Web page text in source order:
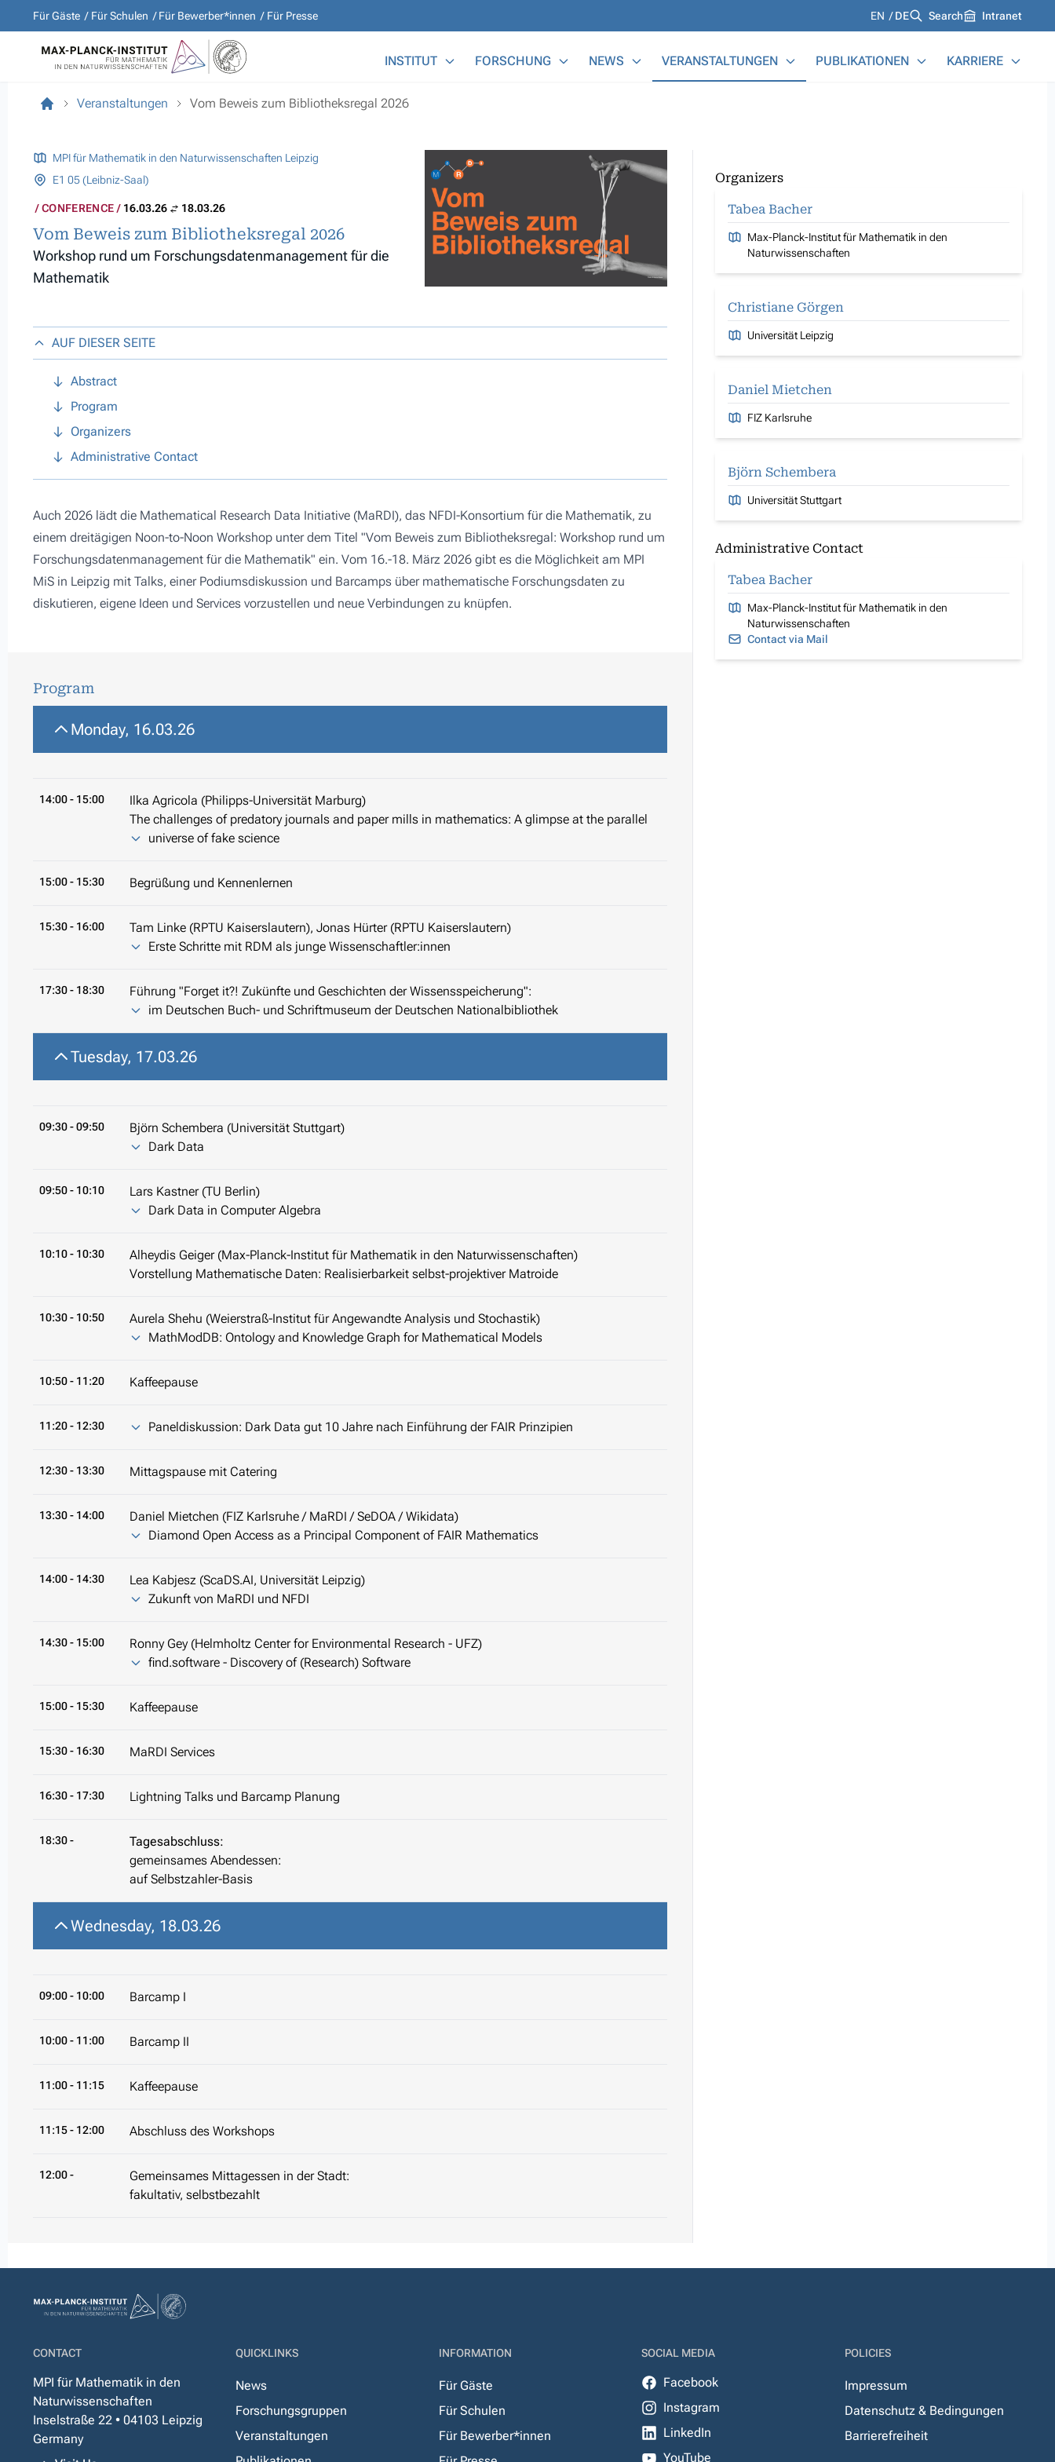
Für Gäste Für Schulen Für Bewerber*innen Für Presse Languages
EN DE Search Intranet
INSTITUT FORSCHUNG NEWS VERANSTALTUNGEN PUBLIKATIONEN KARRIERE
Veranstaltungen Vom Beweis zum Bibliotheksregal 2026
MPI für Mathematik in den Naturwissenschaften Leipzig
E1 05 (Leibniz-Saal)
CONFERENCE 16.03.26 18.03.26
Vom Beweis zum Bibliotheksregal 2026
Workshop rund um Forschungsdatenmanagement für die
Mathematik
AUF DIESER SEITE
Abstract
Program
Organizers
Administrative Contact
Auch 2026 lädt die Mathematical Research Data Initiative (MaRDI), das NFDI-Konsortium für die Mathematik, zu
einem dreitägigen Noon-to-Noon Workshop unter dem Titel "Vom Beweis zum Bibliotheksregal: Workshop rund um
Forschungsdatenmanagement für die Mathematik" ein. Vom 16.-18. März 2026 gibt es die Möglichkeit am MPI
MiS in Leipzig mit Talks, einer Podiumsdiskussion und Barcamps über mathematische Forschungsdaten zu
diskutieren, eigene Ideen und Services vorzustellen und neue Verbindungen zu knüpfen.
Program
Monday, 16.03.26
14:00- 15:00
Ilka Agricola (Philipps-Universität Marburg)
The challenges of predatory journals and paper mills in mathematics: A glimpse at the parallel
universe of fake science
15:00- 15:30 Begrüßung und Kennenlernen
15:30- 16:00
Tam Linke (RPTU Kaiserslautern), Jonas Hürter (RPTU Kaiserslautern)
Erste Schritte mit RDM als junge Wissenschaftler:innen
17:30- 18:30
Führung "Forget it?! Zukünfte und Geschichten der Wissensspeicherung":
im Deutschen Buch- und Schriftmuseum der Deutschen Nationalbibliothek
Tuesday, 17.03.26
09:30- 09:50
Björn Schembera (Universität Stuttgart)
Dark Data
09:50- 10:10
Lars Kastner (TU Berlin)
Dark Data in Computer Algebra
10:10- 10:30
Alheydis Geiger (Max-Planck-Institut für Mathematik in den Naturwissenschaften)
Vorstellung Mathematische Daten: Realisierbarkeit selbst-projektiver Matroide
10:30- 10:50
Aurela Shehu (Weierstraß-Institut für Angewandte Analysis und Stochastik)
MathModDB: Ontology and Knowledge Graph for Mathematical Models
10:50- 11:20 Kaffeepause
11:20- 12:30 Paneldiskussion: Dark Data gut 10 Jahre nach Einführung der FAIR Prinzipien
12:30- 13:30 Mittagspause mit Catering
13:30- 14:00
Daniel Mietchen (FIZ Karlsruhe / MaRDI / SeDOA / Wikidata)
Diamond Open Access as a Principal Component of FAIR Mathematics
14:00- 14:30
Lea Kabjesz (ScaDS.AI, Universität Leipzig)
Zukunft von MaRDI und NFDI
14:30- 15:00
Ronny Gey (Helmholtz Center for Environmental Research - UFZ)
find.software - Discovery of (Research) Software
15:00- 15:30 Kaffeepause
15:30- 16:30 MaRDI Services
16:30- 17:30 Lightning Talks und Barcamp Planung
18:30 -
Tagesabschluss:
gemeinsames Abendessen:
auf Selbstzahler-Basis
Wednesday, 18.03.26
09:00- 10:00 Barcamp I
10:00- 11:00 Barcamp II
11:00- 11:15 Kaffeepause
11:15- 12:00 Abschluss des Workshops
12:00 -
Gemeinsames Mittagessen in der Stadt:
fakultativ, selbstbezahlt
Organizers
Tabea Bacher
Max-Planck-Institut für Mathematik in den
Naturwissenschaften
Christiane Görgen
Universität Leipzig
Daniel Mietchen
FIZ Karlsruhe
Björn Schembera
Universität Stuttgart
Administrative Contact
Tabea Bacher
Max-Planck-Institut für Mathematik in den
Naturwissenschaften
Contact via Mail
CONTACT
MPI für Mathematik in den
Naturwissenschaften
Inselstraße 22 • 04103 Leipzig
Germany
QUICKLINKS
News
Forschungsgruppen
Veranstaltungen
INFORMATION
Für Gäste
Für Schulen
Für Bewerber*innen
SOCIAL MEDIA
Facebook
Instagram
LinkedIn
YouTube
POLICIES
Impressum
Datenschutz & Bedingungen
Barrierefreiheit